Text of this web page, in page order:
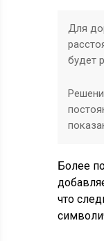
Для
будет
Более
что